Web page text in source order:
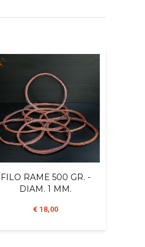
FILO RAME 500 GR. -
DIAM. 1 MM.
€ 18,00